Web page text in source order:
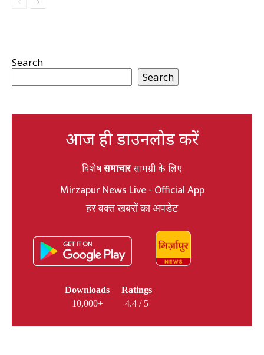
Search
Search
आज ही डाउनलोड करें
विशेषसमाचारसामग्री के लिए
Mirzapur News Live - Official App
हर वक्त खबरों का अपडेट
Downloads
10,000+
Ratings
4.4 / 5